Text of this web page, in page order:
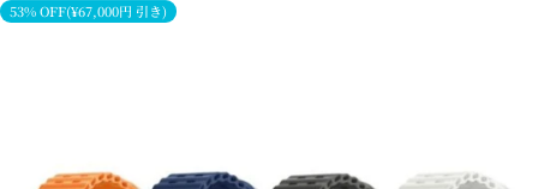
53% OFF(¥67,000円 引き)